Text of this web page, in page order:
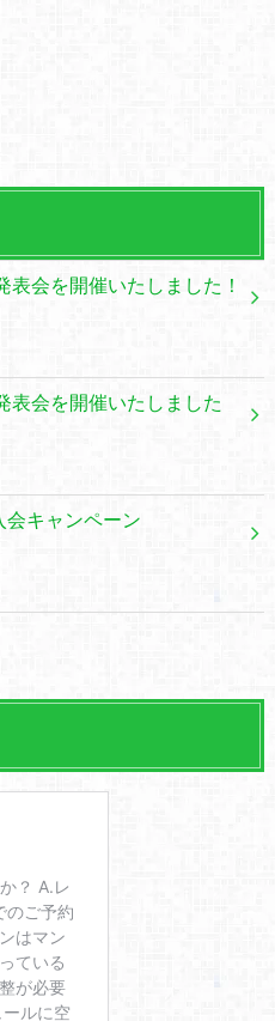
表会を開催いたしました！
表会を開催いたしました
会キャンペーン